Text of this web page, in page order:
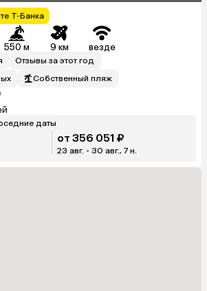
Т-Банка
550 м 9 км везде
Отзывы за этот год
Собственный пляж
даты
от 356 051 ₽
23 авг. - 30 авг., 7 н.